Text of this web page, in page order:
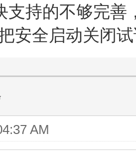
支持的不够完善
安全启动关闭
AM